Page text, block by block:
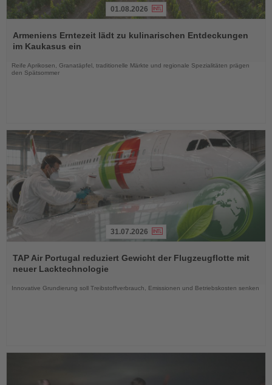
Sie
die
01.08.2026
Armeniens Erntezeit lädt zu kulinarischen Entdeckungen
im Kaukasus ein
Reife Aprikosen, Granatäpfel, traditionelle Märkte und regionale Spezialitäten prägen
den Spätsommer
Sie
die
31.07.2026
TAP Air Portugal reduziert Gewicht der Flugzeugflotte mit
neuer Lacktechnologie
Innovative Grundierung soll Treibstoffverbrauch, Emissionen und Betriebskosten senken